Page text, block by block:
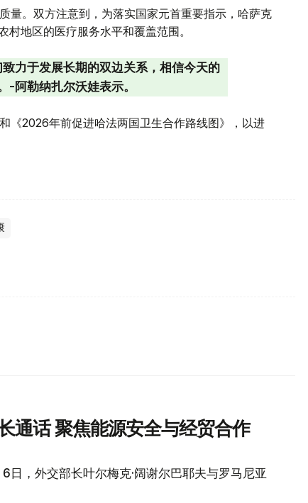
量。双方注意到，为落实国家元首重要指示，哈萨克
地区的医疗服务水平和覆盖范围。
力于发展长期的双边关系，相信今天的
-阿勒纳扎尔沃娃表示。
《2026年前促进哈法两国卫生合作路线图》，以进
通话 聚焦能源安全与经贸合作
日，外交部长叶尔梅克·阔谢尔巴耶夫与罗马尼亚